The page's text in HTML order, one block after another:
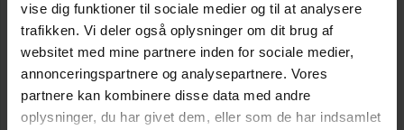
vise dig funktioner til sociale medier og til at analysere
trafikken. Vi deler også oplysninger om dit brug af
websitet med mine partnere inden for sociale medier,
annonceringspartnere og analysepartnere. Vores
partnere kan kombinere disse data med andre
oplysninger, du har givet dem, eller som de har indsamlet